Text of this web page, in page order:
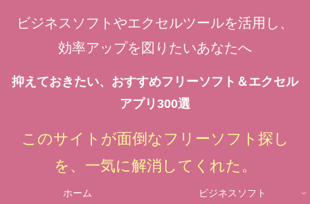
ビジネスソフトやエクセルツールを活用し、
効率アップを図りたいあなたへ
抑えておきたい、おすすめフリーソフト＆エクセル
アプリ300選
このサイトが面倒なフリーソフト探し
を、一気に解消してくれた。
ホーム ビジネスソフト